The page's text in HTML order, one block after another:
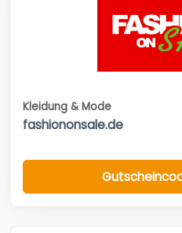
Kleidung & Mode
fashiononsale.de